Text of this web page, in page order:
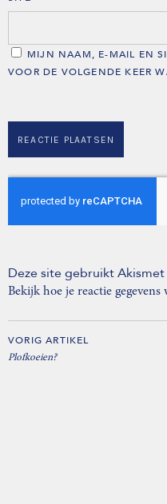
MIJN NAAM, E-MAIL EN
VOOR DE VOLGENDE KEER
Deze site gebruikt
Bekijk hoe je reactie
VORIG ARTIKEL
Plofkoeien?